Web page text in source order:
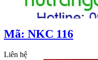
Mã: NKC 116
Liên hệ